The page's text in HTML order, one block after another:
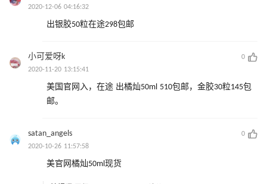
2020-12-06 04:16:32
出银胶50粒在途298包邮
小可爱呀k
0
2020-11-20 13:15:41
美国官网入，在途 出橘灿50ml 510包邮，金胶30粒145包
邮。
satan_angels
0
2020-10-26 11:57:58
美官网橘灿50ml现货